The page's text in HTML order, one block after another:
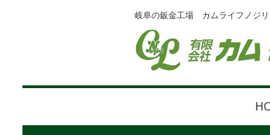
岐阜の鈑金工場 カムライフノジ